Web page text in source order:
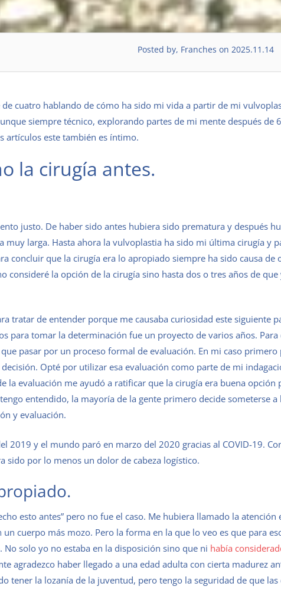
Posted by, Franches on 2025.11.14
cuatro hablando de cómo ha sido mi vida a partir de mi
siempre técnico, explorando partes de mi mente después de
artículos este también es íntimo.
la cirugía antes.
justo. De haber sido antes hubiera sido prematura y después
muy larga. Hasta ahora la vulvoplastia ha sido mi última cirugía y
concluir que la cirugía era lo apropiado siempre ha sido causa de
consideré la opción de la cirugía sino hasta dos o tres años de
tratar de entender porque me causaba curiosidad este siguiente
para tomar la determinación fue un proyecto de varios años.
pasar por un proceso formal de evaluación. En mi caso primero
Opté por utilizar esa evaluación como parte de mi
la evaluación me ayudó a ratificar que la cirugía era buena opción
entendido, la mayoría de la gente primero decide someterse a
y evaluación.
2019 y el mundo paró en marzo del 2020 gracias al COVID-19.
sido por lo menos un dolor de cabeza logístico.
esto antes” pero no fue el caso. Me hubiera llamado la atención
cuerpo más mozo. Pero la forma en la que lo veo es que para
solo yo no estaba en la disposición sino que ni había
agradezco haber llegado a una edad adulta con cierta madurez
tener la lozanía de la juventud, pero tengo la seguridad de que